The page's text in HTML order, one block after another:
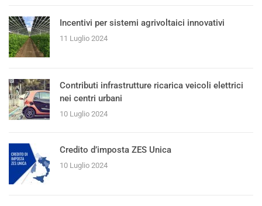
Incentivi per sistemi agrivoltaici innovativi
11 Luglio 2024
Contributi infrastrutture ricarica veicoli elettrici
nei centri urbani
10 Luglio 2024
Credito d’imposta ZES Unica
10 Luglio 2024